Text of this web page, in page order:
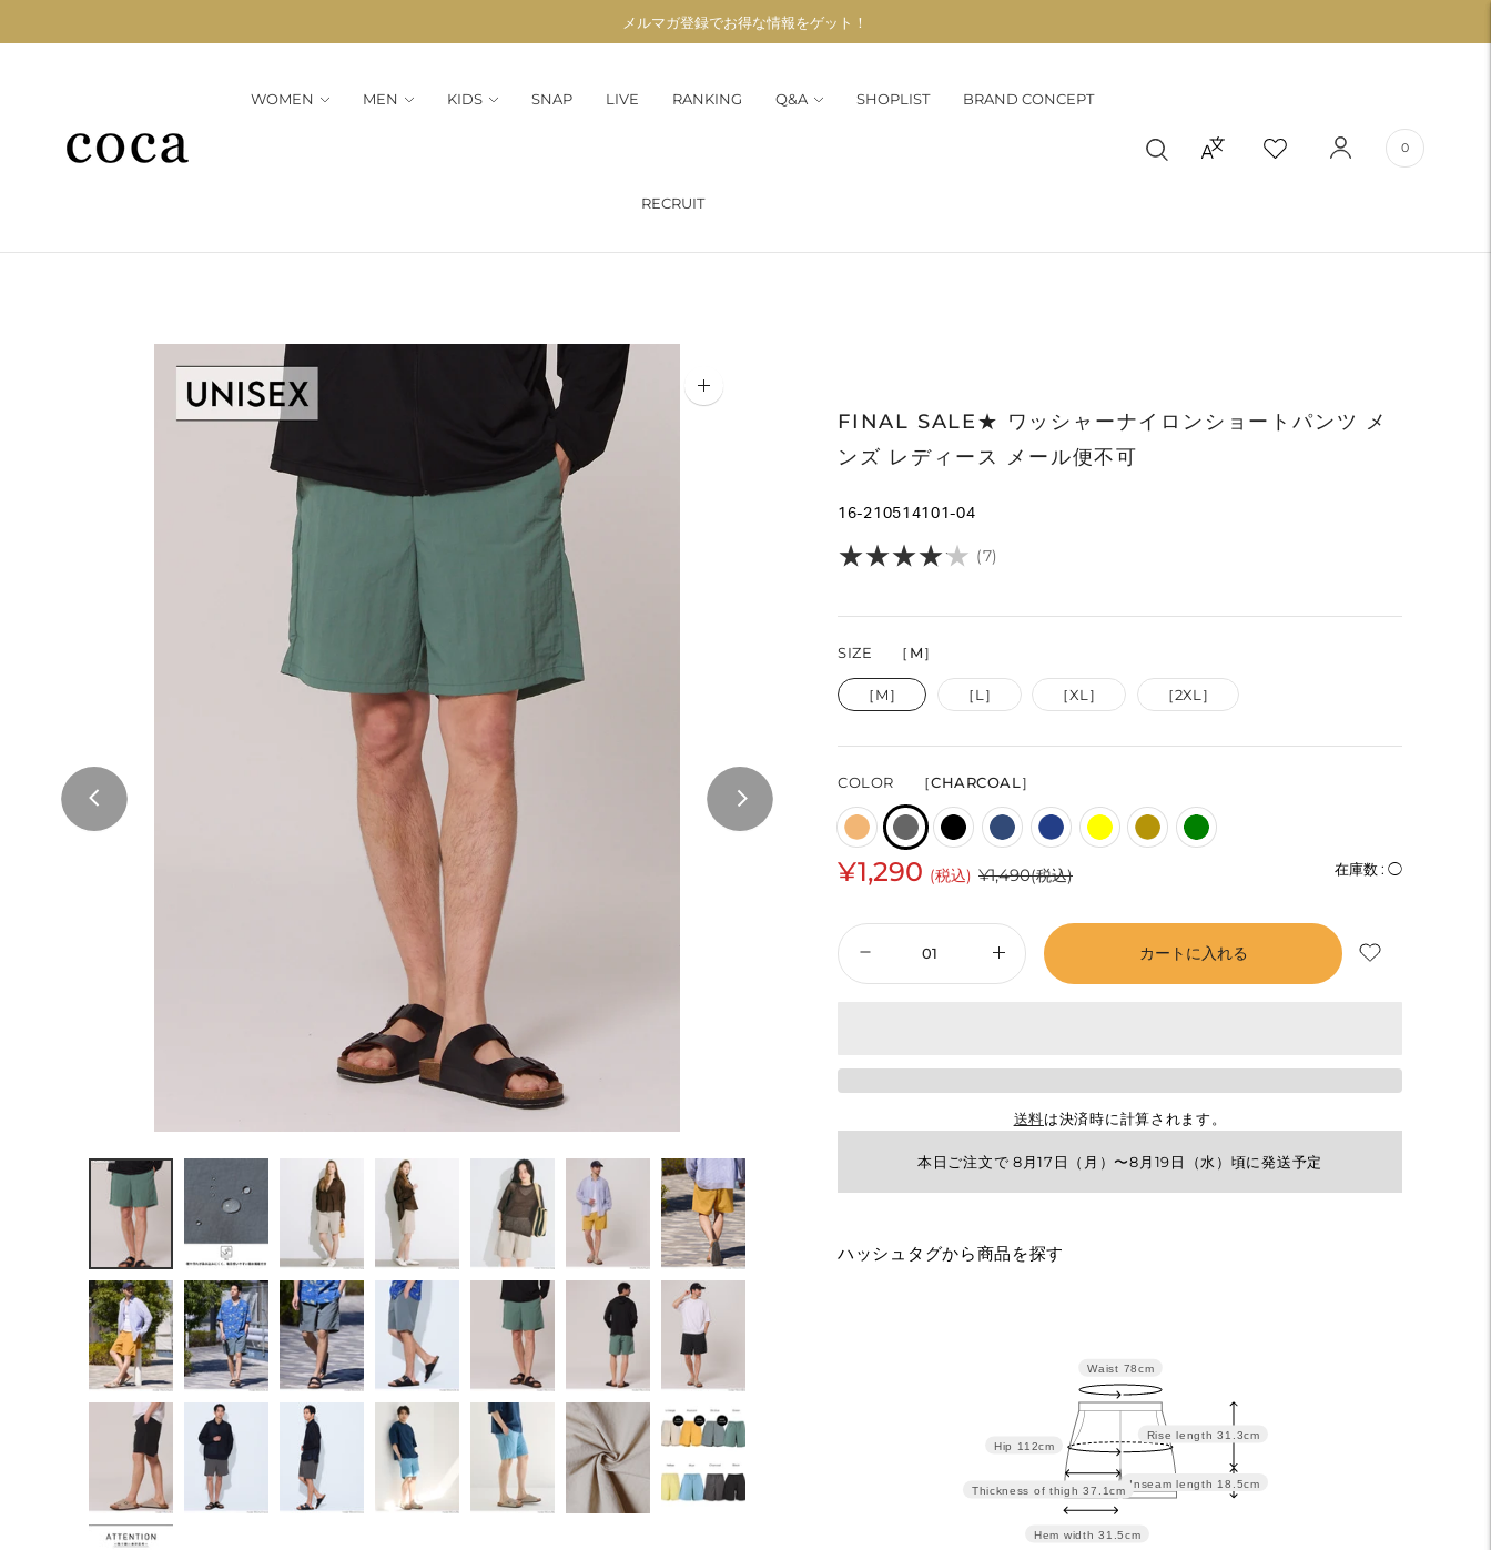
店内全品送料無料！※一部離島・沖縄県のぞく
メルマガ登録でお得な情報をゲット！
WOMEN MEN KIDS SNAP LIVE RANKING Q&A SHOPLIST BRAND CONCEPT
RECRUIT
0
FINAL SALE★ ワッシャーナイロンショートパンツ メ
ンズ レディース メール便不可
16-210514101-04
★★★★★
★★★★★ (7)
COLOR ［CHARCOAL］
SIZE ［M］
［M］ ［L］ ［XL］ ［2XL］
¥1,290 (税込) ¥1,490(税込)通
格
在庫数 : ◯
カートに入れる
送料は決済時に計算されます。
本日ご注文で 8月17日（月）〜8月19日（水）頃に発送予定
カ
ハッシュタグから商品を探す
Rise length 31.3cm
Inseam length 18.5cm
Hem width 31.5cm
Thickness of thigh 37.1cm
Hip 112cm
Waist 78cm